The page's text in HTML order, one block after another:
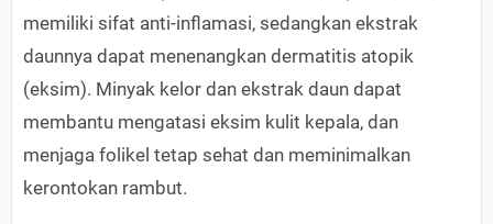
memiliki sifat anti-inflamasi, sedangkan ekstrak
daunnya dapat menenangkan dermatitis atopik
(eksim). Minyak kelor dan ekstrak daun dapat
membantu mengatasi eksim kulit kepala, dan
menjaga folikel tetap sehat dan meminimalkan
kerontokan rambut.